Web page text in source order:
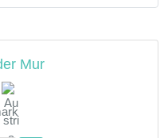
Mur